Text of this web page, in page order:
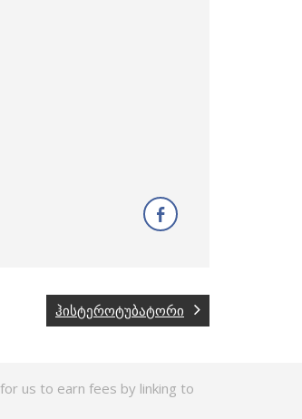
ჰისტეროტუბატორი
us to earn fees by linking to